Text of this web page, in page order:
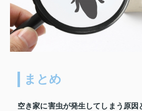
まとめ
空き家に害虫が発生してしまう原因